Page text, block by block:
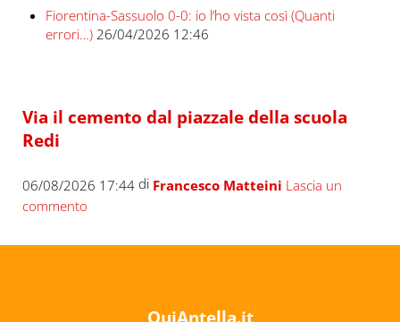
Fiorentina-Sassuolo 0-0: io l’ho vista così (Quanti
errori…) 26/04/2026 12:46
Via il cemento dal piazzale della scuola
Redi
06/08/2026 17:44di Francesco Matteini Lascia un
commento
QuiAntella.it